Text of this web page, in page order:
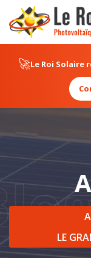
🚀Le Roi Solaire
LE
Panneau de gestion